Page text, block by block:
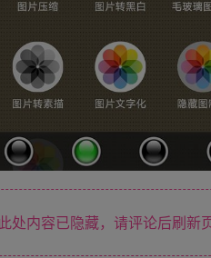
此处内容已隐藏，请评论后刷新